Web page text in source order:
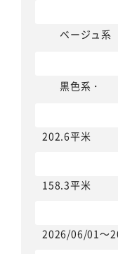
ベージュ系
黒色系 ・
202.6平米
158.3平米
2026/06/01～